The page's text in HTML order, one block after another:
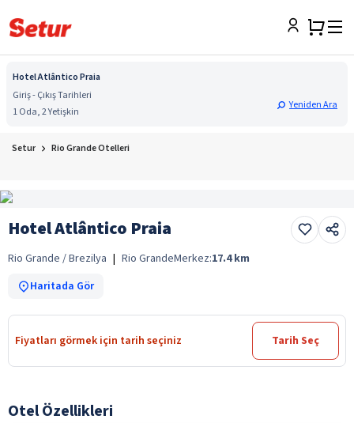
Hotel Atlântico Praia
Giriş - Çıkış Tarihleri
1 Oda, 2 Yetişkin
Yeniden Ara
Setur Rio Grande Otelleri
Hotel Atlântico Praia
Rio Grande / Brezilya | Rio GrandeMerkez:17.4 km
Haritada Gör
Fiyatları görmek için tarih seçiniz Tarih Seç
Otel Özellikleri